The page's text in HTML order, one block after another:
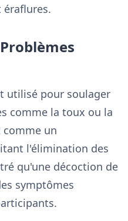
éraflures.
utilisé pour soulager
comme la toux ou la
un
l'élimination des
qu'une décoction de
symptômes